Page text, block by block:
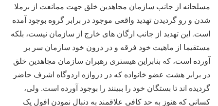
مسلحانه از جانب سازمان مجاهدین خلق جهت ممانعت از برملا
شدن و رو گردیدن تهدید واقعی موجود در برابر گروه بوجود آمده
است. این تهدید از جانب ارگان های خارج از سازمان نیست، بلکه
مستقیما از ماهیت خود فرقه و در درون خود سازمان سر بر
آورده است، که بنابراین هیستری رهبران سازمان مجاهدین خلق
در برابر هشت عضو خانواده که در دروازه اردوگاه اشرف حاضر
گردیده اند تا بستگان خود را ببینند را بوجود آورده است. ولی،
کسانی که هنوز به حد کافی علاقمند به دنبال نمودن افول یک